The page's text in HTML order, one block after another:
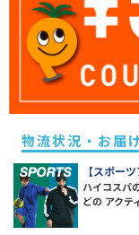
物流状況・お届
【スポー
ハイコスパ
どの アクテ